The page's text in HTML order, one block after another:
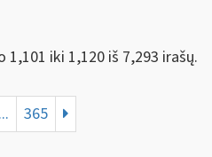
1,101 iki 1,120 iš 7,293 irašų.
... 365